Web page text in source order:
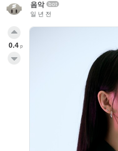
음악 bot
일 년 전
0.4 p